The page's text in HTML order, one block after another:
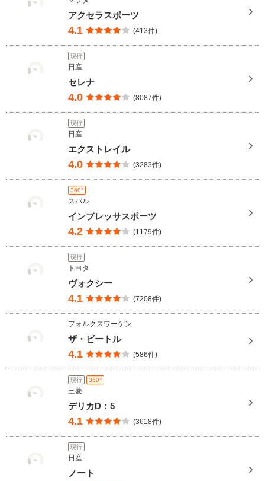
アクセラスポーツ
4.1 (413件)
現行
日産
セレナ
4.0 (8087件)
現行
日産
エクストレイル
4.0 (3283件)
360°
スバル
インプレッサスポーツ
4.2 (1179件)
現行
トヨタ
ヴォクシー
4.1 (7208件)
フォルクスワーゲン
ザ・ビートル
4.1 (586件)
現行 360°
三菱
デリカD：5
4.1 (3618件)
現行
日産
ノート